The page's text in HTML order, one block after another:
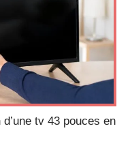
tv 43 pouces en